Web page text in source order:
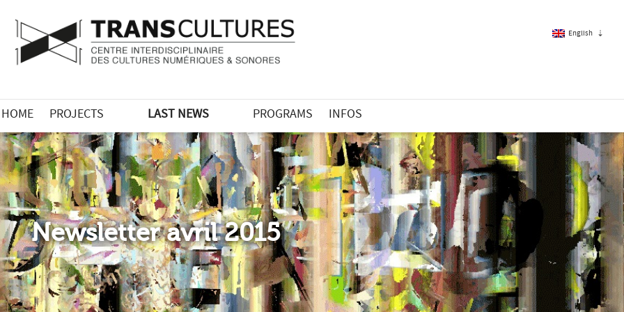
English
HOME PROJECTS LAST NEWS PROGRAMS INFOS
Newsletter avril 2015